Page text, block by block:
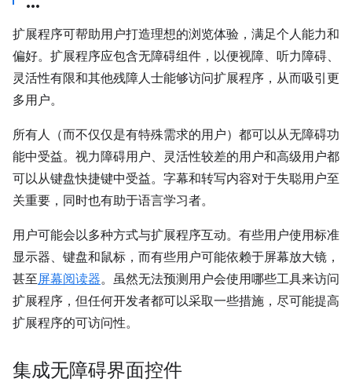
扩展程序可帮助用户打造理想的浏览体验，满足个人能力和
偏好。扩展程序应包含无障碍组件，以便视障、听力障碍、
灵活性有限和其他残障人士能够访问扩展程序，从而吸引更
多用户。
所有人（而不仅仅是有特殊需求的用户）都可以从无障碍功
能中受益。视力障碍用户、灵活性较差的用户和高级用户都
可以从键盘快捷键中受益。字幕和转写内容对于失聪用户至
关重要，同时也有助于语言学习者。
用户可能会以多种方式与扩展程序互动。有些用户使用标准
显示器、键盘和鼠标，而有些用户可能依赖于屏幕放大镜，
甚至屏幕阅读器。虽然无法预测用户会使用哪些工具来访问
扩展程序，但任何开发者都可以采取一些措施，尽可能提高
扩展程序的可访问性。
集成无障碍界面控件